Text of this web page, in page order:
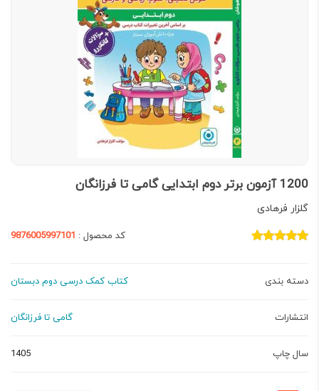
1200 آزمون برتر دوم ابتدایی گامی تا فرزانگان
گلزار فرهادی
کد محصول : 9876005997101
دسته بندی کتاب کمک درسی دوم دبستان
انتشارات گامی تا فرزانگان
سال چاپ 1405